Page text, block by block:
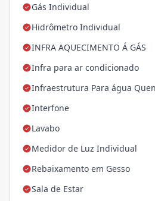
Gás Individual
Hidrômetro Individual
INFRA AQUECIMENTO Á GÁS
Infra para ar condicionado
Infraestrutura Para água
Interfone
Lavabo
Medidor de Luz Individual
Rebaixamento em Gesso
Sala de Estar